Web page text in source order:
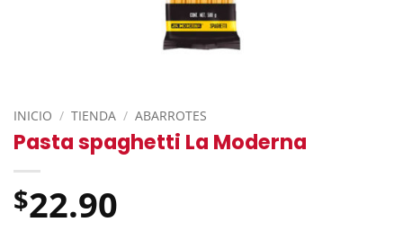
INICIO / TIENDA / ABARROTES
Pasta spaghetti La Moderna
$22.90